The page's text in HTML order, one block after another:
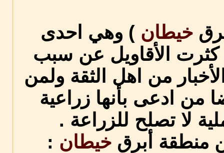
خيطان) وهي احدى
كثرت الأقاويل عن سبب
من اهل الثقة ولمن
من ادعى بأنها زراعية
لا تصلح للزراعة .
منطقة أبرقخيطان :